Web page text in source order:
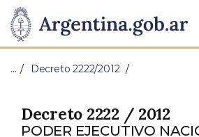
Presidencia
de
Nación
Pasar al contenido principal
… Decreto 2222/2012
Decreto 2222 / 2012
PODER EJECUTIVO